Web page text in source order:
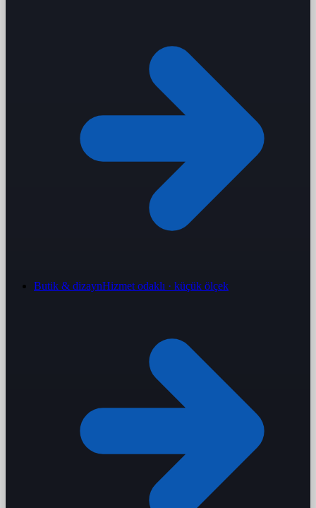
Butik & dizaynHizmet odaklı · küçük ölçek